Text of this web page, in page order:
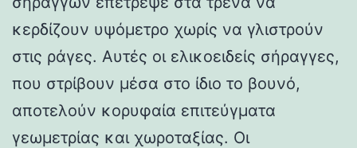
κερδίζουν υψόμετρο χωρίς να γλιστρούν
στις ράγες. Αυτές οι ελικοειδείς σήραγγες,
που στρίβουν μέσα στο ίδιο το βουνό,
αποτελούν κορυφαία επιτεύγματα
γεωμετρίας και χωροταξίας. Οι